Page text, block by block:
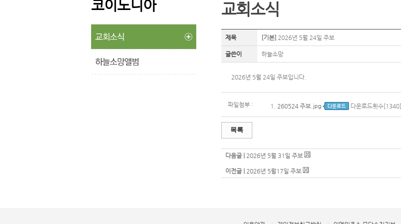
코이노니아 교회소식
제목 [기본] 2026년 5월 24일 주보
글쓴이 하늘소망
2026년 5월 24일 주보입니다.
파일첨부 : 1. 260524 주보.jpg 다운로드횟수[1340]
목록
다음글 | 2026년 5월 31일 주보
이전글 | 2026년 5월17일 주보